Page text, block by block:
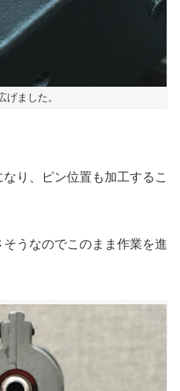
げました。
り、ピン位置も加工するこ
うなのでこのまま作業を進